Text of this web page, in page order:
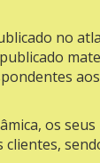
no
os